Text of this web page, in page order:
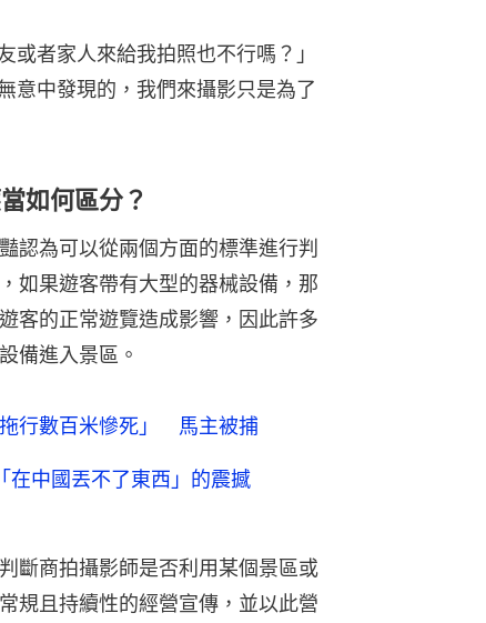
或者家人來給我拍照也不行嗎？」
意中發現的，我們來攝影只是為了
如何區分？
認為可以從兩個方面的標準進行判
如果遊客帶有大型的器械設備，那
客的正常遊覽造成影響，因此許多
備進入景區。
行數百米慘死」 馬主被捕
中國丟不了東西」的震撼
斷商拍攝影師是否利用某個景區或
規且持續性的經營宣傳，並以此營